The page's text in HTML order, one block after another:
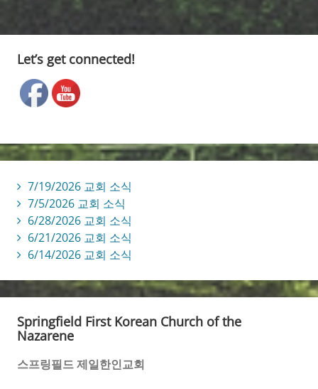
Let’s get connected!
7/19/2026 교회 소식
7/5/2026 교회 소식
6/28/2026 교회 소식
6/21/2026 교회 소식
6/14/2026 교회 소식
Springfield First Korean Church of the
Nazarene
스프링필드 제일한인교회